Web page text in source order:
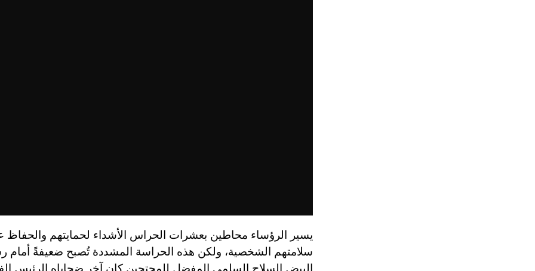
يسير الرؤساء محاطين بعشرات الحراس الأشداء لحمايتهم والحفاظ
سلامتهم الشخصية، ولكن هذه الحراسة المشددة تُصبح ضعيفةً أمام
البيض السلاح السلمي المفضل للمحتجين كان آخر ضحاياه الرئيس